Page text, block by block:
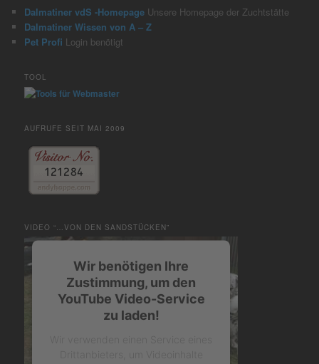
Dalmatiner vdS -Homepage Unsere Homepage der Zuchtstätte
Dalmatiner Wissen von A – Z
Pet Profi Login benötigt
TOOL
AUFRUFE SEIT MAI 2009
VIDEO “…VON DEN SANDSTÜCKEN”
Wir benötigen Ihre
Zustimmung, um den
YouTube Video-Service
zu laden!